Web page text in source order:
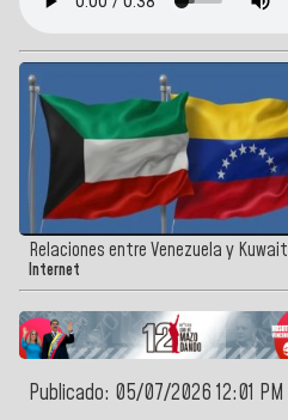
Relaciones entre Venezuela y Kuwait
Internet
Publicado: 05/07/2026 12:01 PM